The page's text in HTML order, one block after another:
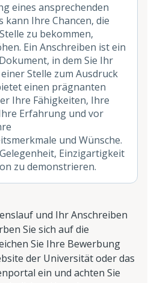
eines ansprechenden
kann Ihre Chancen, die
zu bekommen,
Ein Anschreiben ist ein
in dem Sie Ihr
Stelle zum Ausdruck
einen prägnanten
Ihre Fähigkeiten, Ihre
Erfahrung und vor
und Wünsche.
Einzigartigkeit
zu demonstrieren.
und Ihr Anschreiben
Sie sich auf die
Sie Ihre Bewerbung
der Universität oder das
ein und achten Sie